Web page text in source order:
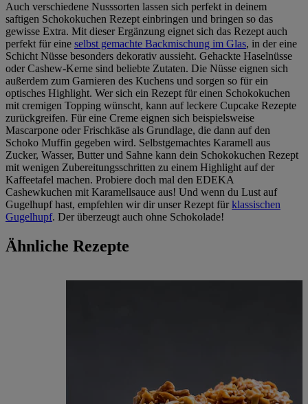
Auch verschiedene Nusssorten lassen sich perfekt in deinem
saftigen Schokokuchen Rezept einbringen und bringen so das
gewisse Extra. Mit dieser Ergänzung eignet sich das Rezept auch
perfekt für eine selbst gemachte Backmischung im Glas, in der eine
Schicht Nüsse besonders dekorativ aussieht. Gehackte Haselnüsse
oder Cashew-Kerne sind beliebte Zutaten. Die Nüsse eignen sich
außerdem zum Garnieren des Kuchens und sorgen so für ein
optisches Highlight. Wer sich ein Rezept für einen Schokokuchen
mit cremigen Topping wünscht, kann auf leckere Cupcake Rezepte
zurückgreifen. Für eine Creme eignen sich beispielsweise
Mascarpone oder Frischkäse als Grundlage, die dann auf den
Schoko Muffin gegeben wird. Selbstgemachtes Karamell aus
Zucker, Wasser, Butter und Sahne kann dein Schokokuchen Rezept
mit wenigen Zubereitungsschritten zu einem Highlight auf der
Kaffeetafel machen. Probiere doch mal den EDEKA
Cashewkuchen mit Karamellsauce aus! Und wenn du Lust auf
Gugelhupf hast, empfehlen wir dir unser Rezept fürklassischen
Gugelhupf. Der überzeugt auch ohne Schokolade!
Ähnliche Rezepte